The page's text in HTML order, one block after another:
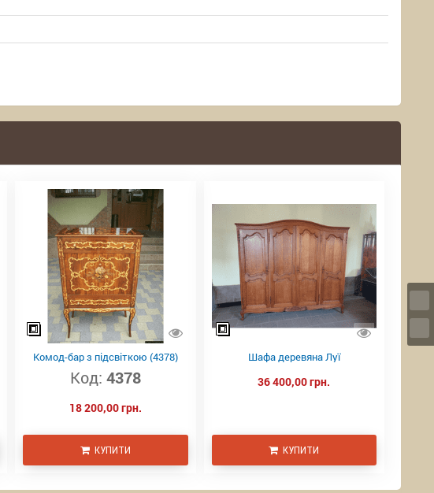
Комод-бар з підсвіткою (4378)
Код: 4378
18 200,00 грн.
КУПИТИ
Шафа деревяна Луї
36 400,00 грн.
КУПИТИ